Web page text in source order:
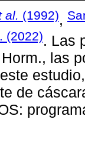
al. (1992),
. (2022). Las
Horm., las
de